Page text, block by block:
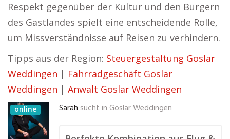
Respekt gegenüber der Kultur und den Bürgern
des Gastlandes spielt eine entscheidende Rolle,
um Missverständnisse auf Reisen zu verhindern.
Tipps aus der Region: Steuergestaltung Goslar
Weddingen | Fahrradgeschäft Goslar
Weddingen | Anwalt Goslar Weddingen
online Sarah sucht in Goslar Weddingen